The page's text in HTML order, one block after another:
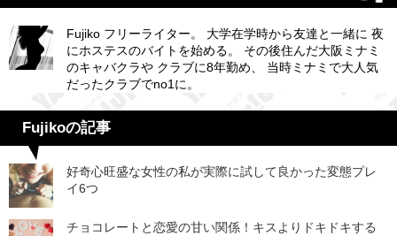
Fujiko フリーライター。 大学在学時から友達と一緒に 夜
にホステスのバイトを始める。 その後住んだ大阪ミナミ
のキャバクラや クラブに8年勤め、 当時ミナミで大人気
だったクラブでno1に。
Fujikoの記事
好奇心旺盛な女性の私が実際に試して良かった変態プレ
イ6つ
チョコレートと恋愛の甘い関係！キスよりドキドキする